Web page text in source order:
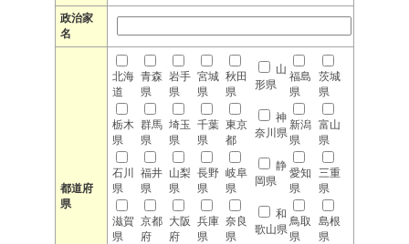
政治家
名
都道府
県
北海
道
青森
県
岩手
県
宮城
県
秋田
県
山
形県
福島
県
茨城
県
栃木
県
群馬
県
埼玉
県
千葉
県
東京
都
神
奈川県
新潟
県
富山
県
石川
県
福井
県
山梨
県
長野
県
岐阜
県
静
岡県
愛知
県
三重
県
滋賀
県
京都
府
大阪
府
兵庫
県
奈良
県
和
歌山県
鳥取
県
島根
県